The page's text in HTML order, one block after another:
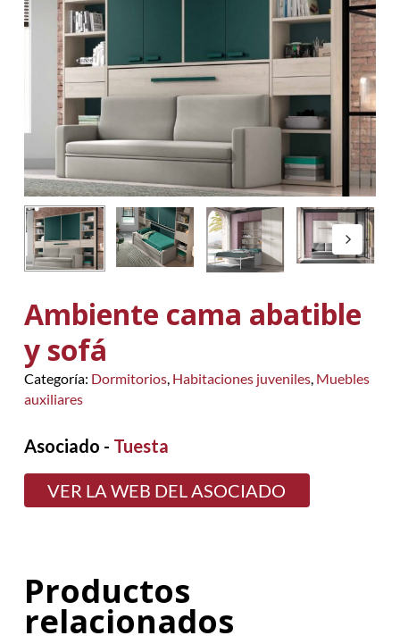
Ambiente cama abatible
y sofá
Categoría: Dormitorios, Habitaciones juveniles, Muebles
auxiliares
Asociado - Tuesta
VER LA WEB DEL ASOCIADO
Productos
relacionados